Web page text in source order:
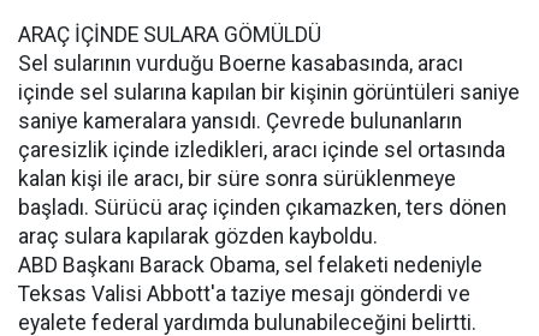
ARAÇ İÇİNDE SULARA GÖMÜLDÜ
Sel sularının vurduğu Boerne kasabasında, aracı
içinde sel sularına kapılan bir kişinin görüntüleri saniye
saniye kameralara yansıdı. Çevrede bulunanların
çaresizlik içinde izledikleri, aracı içinde sel ortasında
kalan kişi ile aracı, bir süre sonra sürüklenmeye
başladı. Sürücü araç içinden çıkamazken, ters dönen
araç sulara kapılarak gözden kayboldu.
ABD Başkanı Barack Obama, sel felaketi nedeniyle
Teksas Valisi Abbott'a taziye mesajı gönderdi ve
eyalete federal yardımda bulunabileceğini belirtti.